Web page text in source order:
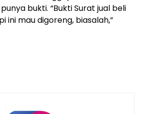
bukti. “Bukti Surat jual beli
ini mau digoreng, biasalah,”